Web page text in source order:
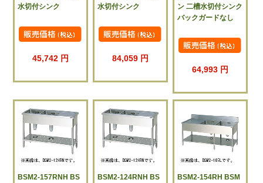
水切付シンク
45,742 円
水切付シンク
84,059 円
ン 二槽水切付シンク
バックガードなし
64,993 円
BSM2-157RNH BS
BSM2-124RNH BS
BSM2-154RH BSM